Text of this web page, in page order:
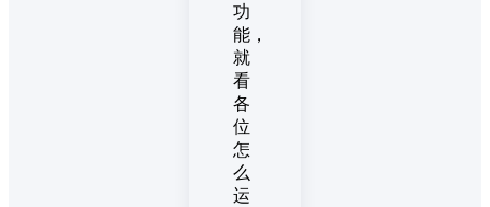
功
能，
就
看
各
位
怎
么
运